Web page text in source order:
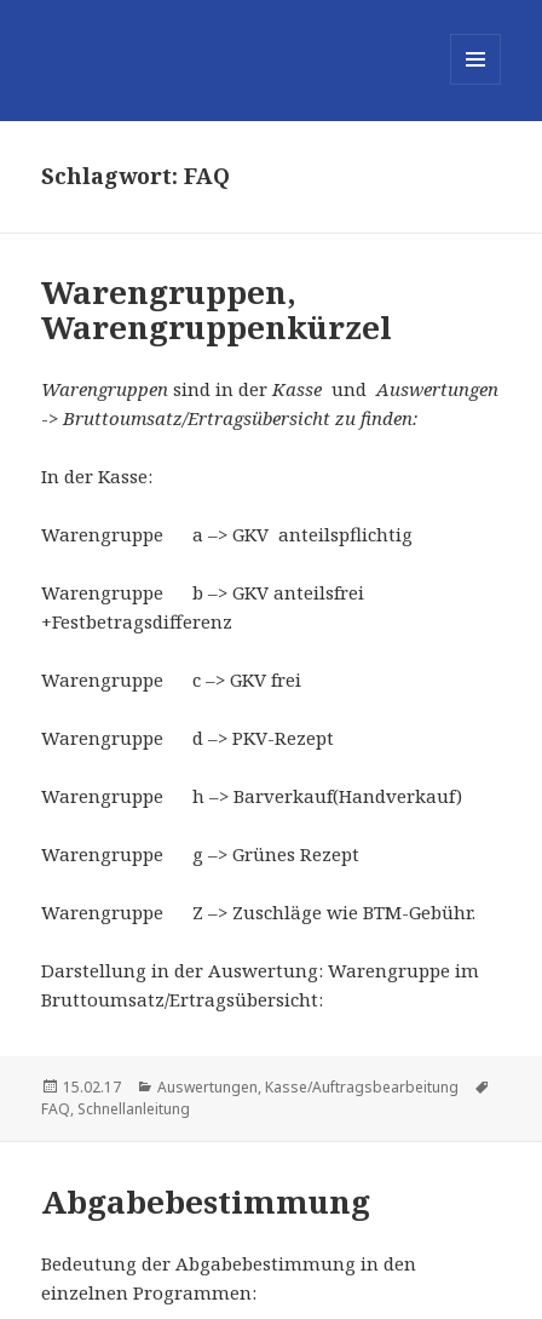
Schlagwort:FAQ
Warengruppen,
Warengruppenkürzel
Warengruppen sind in derKasse undAuswertungen
->Bruttoumsatz/Ertragsübersicht zu finden:
In der Kasse:
Warengruppe a –> GKV anteilspflichtig
Warengruppe b –> GKV anteilsfrei
+Festbetragsdifferenz
Warengruppe c –> GKV frei
Warengruppe d –> PKV-Rezept
Warengruppe h –> Barverkauf(Handverkauf)
Warengruppe g –> Grünes Rezept
Warengruppe Z –> Zuschläge wie BTM-Gebühr.
Darstellung in der Auswertung: Warengruppe im
Bruttoumsatz/Ertragsübersicht:
Veröffentlicht
am
15.02.17 Kategorien
Auswertungen, Kasse/Auftragsbearbeitung
FAQ, Schnellanleitung
Abgabebestimmung
Bedeutung der Abgabebestimmung in den
einzelnen Programmen: